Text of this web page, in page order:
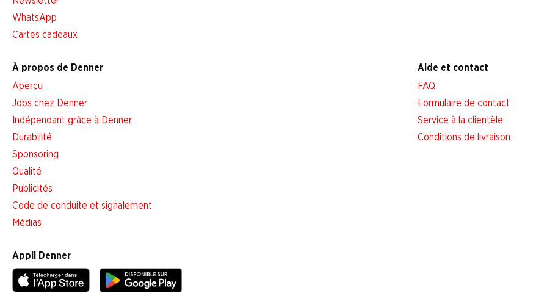
WhatsApp
Cartes cadeaux
À propos de Denner
Aperçu
Jobs chez Denner
Indépendant grâce à Denner
Durabilité
Sponsoring
Qualité
Publicités
Code de conduite et signalement
Médias
Aide et contact
FAQ
Formulaire de contact
Service à la clientèle
Conditions de livraison
Appli Denner